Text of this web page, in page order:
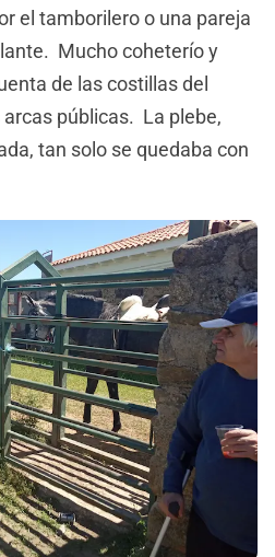
el tamborilero o una pareja
Mucho coheterío y
de las costillas del
públicas. La plebe,
tan solo se quedaba con